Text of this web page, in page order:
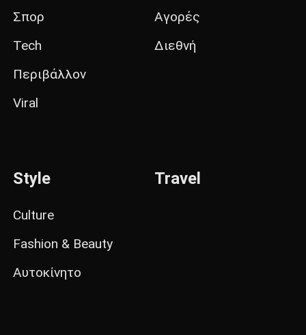
Σπορ
Tech
Περιβάλλον
Viral
Αγορές
Διεθνή
Style
Culture
Fashion & Beauty
Αυτοκίνητο
Travel